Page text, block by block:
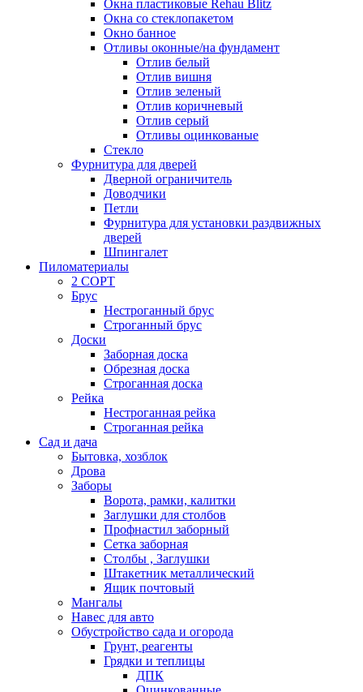
Окна пластиковые Rehau Blitz
Окна со стеклопакетом
Окно банное
Отливы оконные/на фундамент
Отлив белый
Отлив вишня
Отлив зеленый
Отлив коричневый
Отлив серый
Отливы оцинкованые
Стекло
Фурнитура для дверей
Дверной ограничитель
Доводчики
Петли
Фурнитура для установки раздвижных
дверей
Шпингалет
Пиломатериалы
2 СОРТ
Брус
Нестроганный брус
Строганный брус
Доски
Заборная доска
Обрезная доска
Строганная доска
Рейка
Нестроганная рейка
Строганная рейка
Сад и дача
Бытовка, хозблок
Дрова
Заборы
Ворота, рамки, калитки
Заглушки для столбов
Профнастил заборный
Сетка заборная
Столбы , Заглушки
Штакетник металлический
Ящик почтовый
Мангалы
Навес для авто
Обустройство сада и огорода
Грунт, реагенты
Грядки и теплицы
ДПК